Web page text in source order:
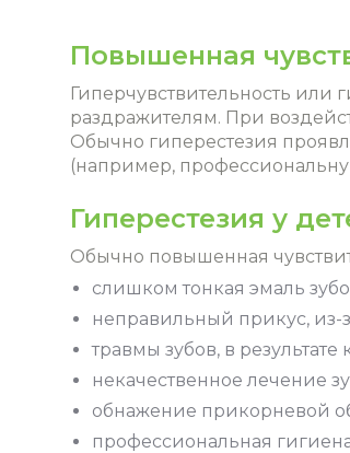
Повышенная
Гиперчувствительность или
раздражителям. При
Обычно гиперестезия
(например,
Гиперестезия у
Обычно повышенная
слишком тонкая эмаль
неправильный прикус, из-
травмы зубов, в результате
некачественное лечение
обнажение прикорневой
профессиональная